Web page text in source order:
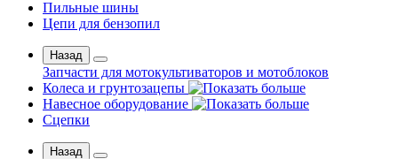
Пильные шины
Цепи для бензопил
Назад
Запчасти для мотокультиваторов и мотоблоков
Колеса и грунтозацепы
Навесное оборудование
Сцепки
Назад